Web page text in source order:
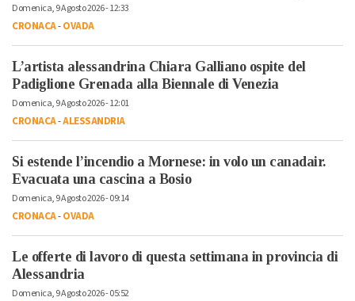
Domenica, 9 Agosto 2026 - 12:33
CRONACA-OVADA
L’artista alessandrina Chiara Galliano ospite del
Padiglione Grenada alla Biennale di Venezia
Domenica, 9 Agosto 2026 - 12:01
CRONACA-ALESSANDRIA
Si estende l’incendio a Mornese: in volo un canadair.
Evacuata una cascina a Bosio
Domenica, 9 Agosto 2026 - 09:14
CRONACA-OVADA
Le offerte di lavoro di questa settimana in provincia di
Alessandria
Domenica, 9 Agosto 2026 - 05:52